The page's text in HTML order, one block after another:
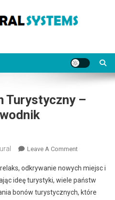
Turystyczny –
Leave A CommentOn
Odebrać
Bon
Turystyczny
odkrywanie nowych miejsc i
ideę turystyki, wiele państw
bonów turystycznych, które